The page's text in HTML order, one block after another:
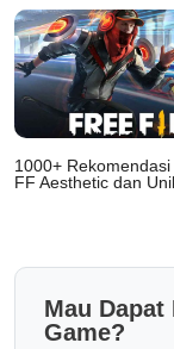
1000+
FF Aesthetic dan
Mau
Game?